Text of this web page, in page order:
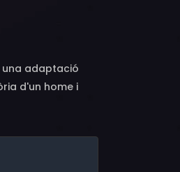
Lars Bloch,
Giuliano
Passante,
adaptació
d'un home i
del dottor
lavoro" Visconti
a Nàpols: